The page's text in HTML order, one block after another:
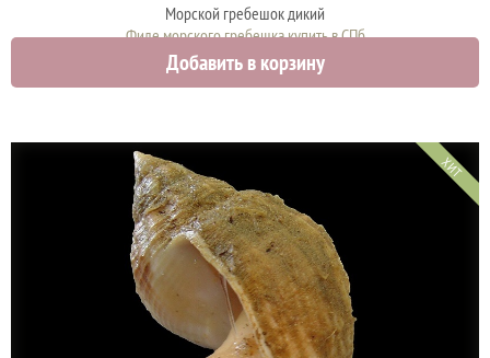
Морской гребешок дикий
Филе морского гребешка купить в СПб
2790 руб.
Добавить в корзину
ХИТ